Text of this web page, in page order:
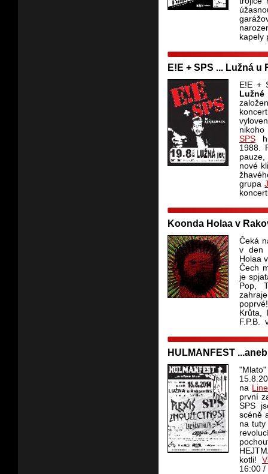
kapely
E!E + SPS ... Lužná u
E!E +
Lužné
SPS
1988.
pauze,
nové
grupa
Koonda Holaa v
Čeká
v den
Holaa
Čech
je
Pop,
Krůta,
F.P.B.
HULMANFEST
na
první
SPS
scéně
na tuty
kotli!
16:00